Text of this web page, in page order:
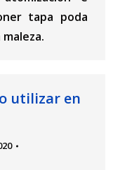
tapa poda
utilizar en